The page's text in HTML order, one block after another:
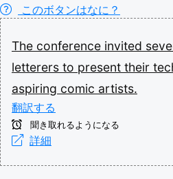
このボタンはなに？
The conference invited
letterers to present their
aspiring comic artists.
翻訳する
聞き取れるようになる
詳細